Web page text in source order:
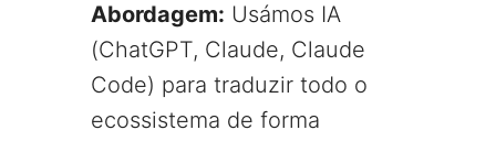
Abordagem: Usámos IA
(ChatGPT, Claude, Claude
Code) para traduzir todo o
ecossistema de forma